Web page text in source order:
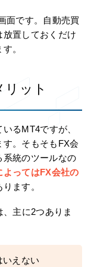
面です。自動売買
放置しておくだけ
。
リット
るMT4ですが、
。そもそもFX会
系統のツールなの
よってはFX会社の
ります。
主に2つありま
いえない